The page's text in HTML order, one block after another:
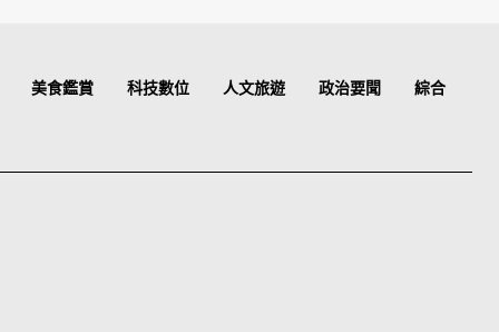
美食鑑賞 科技數位 人文旅遊 政治要聞 綜合